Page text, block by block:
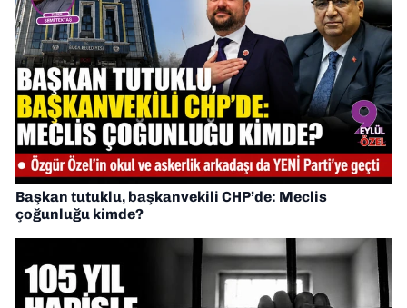
Başkan tutuklu, başkanvekili CHP’de: Meclis
çoğunluğu kimde?